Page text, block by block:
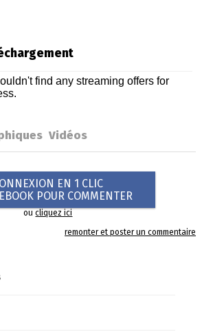
Vidéos
EN 1 CLIC
POUR COMMENTER
oucliquez ici
remonter et poster un commentaire